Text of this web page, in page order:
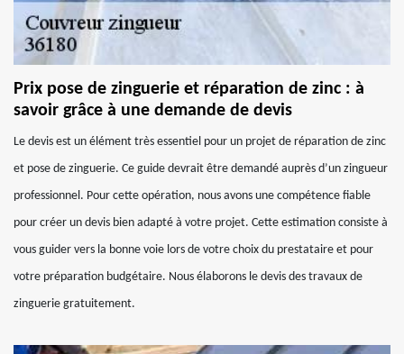
Prix pose de zinguerie et réparation de zinc : à
savoir grâce à une demande de devis
Le devis est un élément très essentiel pour un projet de réparation de zinc
et pose de zinguerie. Ce guide devrait être demandé auprès d’un zingueur
professionnel. Pour cette opération, nous avons une compétence fiable
pour créer un devis bien adapté à votre projet. Cette estimation consiste à
vous guider vers la bonne voie lors de votre choix du prestataire et pour
votre préparation budgétaire. Nous élaborons le devis des travaux de
zinguerie gratuitement.